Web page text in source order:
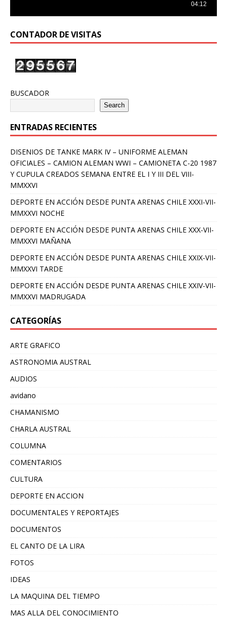
CONTADOR DE VISITAS
BUSCADOR
Search
ENTRADAS RECIENTES
DISENIOS DE TANKE MARK IV – UNIFORME ALEMAN
OFICIALES – CAMION ALEMAN WWI – CAMIONETA C-20 1987
Y CUPULA CREADOS SEMANA ENTRE EL I Y III DEL VIII-
MMXXVI
DEPORTE EN ACCIÓN DESDE PUNTA ARENAS CHILE XXXI-VII-
MMXXVI NOCHE
DEPORTE EN ACCIÓN DESDE PUNTA ARENAS CHILE XXX-VII-
MMXXVI MAÑANA
DEPORTE EN ACCIÓN DESDE PUNTA ARENAS CHILE XXIX-VII-
MMXXVI TARDE
DEPORTE EN ACCIÓN DESDE PUNTA ARENAS CHILE XXIV-VII-
MMXXVI MADRUGADA
CATEGORÍAS
ARTE GRAFICO
ASTRONOMIA AUSTRAL
AUDIOS
avidano
CHAMANISMO
CHARLA AUSTRAL
COLUMNA
COMENTARIOS
CULTURA
DEPORTE EN ACCION
DOCUMENTALES Y REPORTAJES
DOCUMENTOS
EL CANTO DE LA LIRA
FOTOS
IDEAS
LA MAQUINA DEL TIEMPO
MAS ALLA DEL CONOCIMIENTO